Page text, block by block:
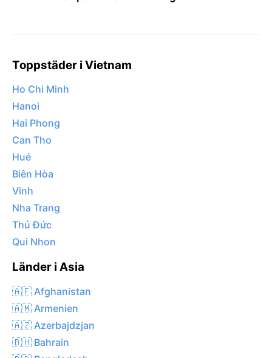
Toppstäder i Vietnam
Ho Chi Minh
Hanoi
Hai Phong
Can Tho
Hué
Biên Hòa
Vinh
Nha Trang
Thủ Đức
Qui Nhon
Länder i Asia
🇦🇫 Afghanistan
🇦🇲 Armenien
🇦🇿 Azerbajdzjan
🇧🇭 Bahrain